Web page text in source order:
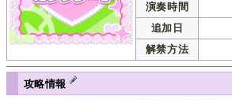
演奏時間
追加日
解禁方法
攻略情報